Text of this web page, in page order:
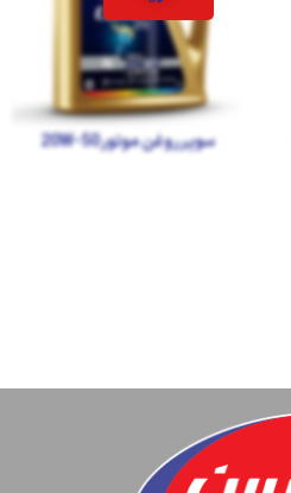
سوپر روغن موتور 20W-50